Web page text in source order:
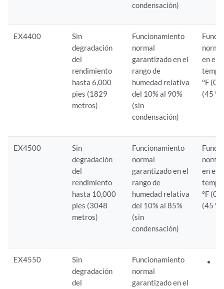
condensación)
EX4400
Sin
degradación
del
rendimiento
hasta 6,000
pies (1829
metros)
Funcionamiento
normal
garantizado en el
rango de
humedad relativa
del 10% al 90%
(sin
condensación)
en el
°F (0
(45
EX4500
Sin
degradación
del
rendimiento
hasta 10,000
pies (3048
metros)
Funcionamiento
normal
garantizado en el
rango de
humedad relativa
del 10% al 85%
(sin
condensación)
en el
°F (0
(45
EX4550
Sin
degradación
del
Funcionamiento
normal
garantizado en el